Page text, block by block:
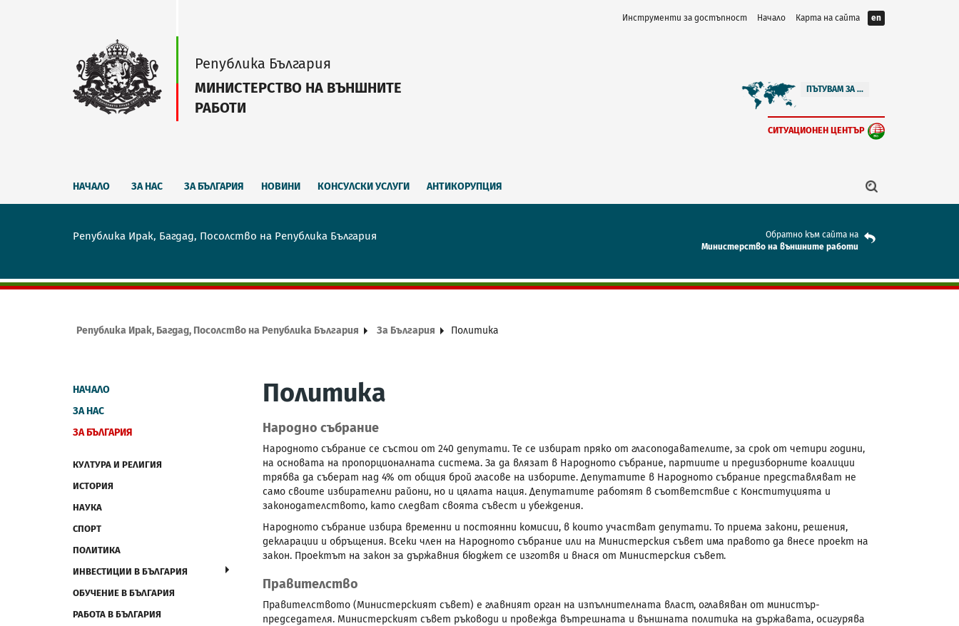
Инструменти за достъпност Начало Карта на сайта en
Република България
МИНИСТЕРСТВО НА ВЪНШНИТЕ
РАБОТИ
ПЪТУВАМ ЗА ...
СИТУАЦИОНЕН ЦЕНТЪР
НАЧАЛО ЗА НАС ЗА БЪЛГАРИЯ НОВИНИ КОНСУЛСКИ УСЛУГИ АНТИКОРУПЦИЯ
Република Ирак, Багдад, Посолство на Република България
Обратно към сайта на
Mинистерство на външните работи
Република Ирак, Багдад, Посолство на Република България За България Политика
НАЧАЛО
ЗА НАС
ЗА БЪЛГАРИЯ
КУЛТУРА И РЕЛИГИЯ
ИСТОРИЯ
НАУКА
СПОРТ
ПОЛИТИКА
ИНВЕСТИЦИИ В БЪЛГАРИЯ
ОБУЧЕНИЕ В БЪЛГАРИЯ
РАБОТА В БЪЛГАРИЯ
Политика
Народно събрание
Народното събрание се състои от 240 депутати. Те се избират пряко от гласоподавателите, за срок от четири години,
на основата на пропорционалната система. За да влязат в Народното събрание, партиите и предизборните коалиции
трябва да съберат над 4% от общия брой гласове на изборите. Депутатите в Народното събрание представляват не
само своите избирателни райони, но и цялата нация. Депутатите работят в съответствие с Конституцията и
законодателството, като следват своята съвест и убеждения.
Народното събрание избира временни и постоянни комисии, в които участват депутати. То приема закони, решения,
декларации и обръщения. Всеки член на Народното събрание или на Министерския съвет има правото да внесе проект на
закон. Проектът на закон за държавния бюджет се изготвя и внася от Министерския съвет.
Правителство
Правителството (Министерският съвет) е главният орган на изпълнителната власт, оглавяван от министър-
председателя. Министерският съвет ръководи и провежда вътрешната и външната политика на държавата, осигурява